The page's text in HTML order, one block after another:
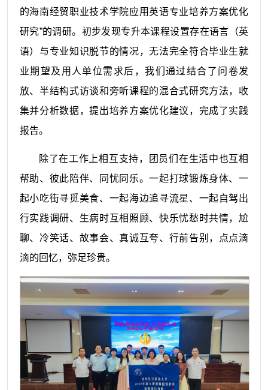
的海南经贸职业技术学院应用英语专业培养方案优化
研究”的调研。初步发现专升本课程设置存在语言（英
语）与专业知识脱节的情况，无法完全符合毕业生就
业期望及用人单位需求后，我们通过结合了问卷发
放、半结构式访谈和旁听课程的混合式研究方法，收
集并分析数据，提出培养方案优化建议，完成了实践
报告。
除了在工作上相互支持，团员们在生活中也互相
帮助、彼此陪伴、同忧同乐。一起打球锻炼身体、一
起小吃街寻觅美食、一起海边追寻流星、一起自驾出
行实践调研、生病时互相照顾、快乐忧愁时共情，尬
聊、冷笑话、故事会、真诚互夸、行前告别，点点滴
滴的回忆，弥足珍贵。